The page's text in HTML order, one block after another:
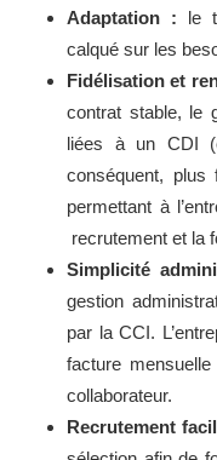
Adaptation : le
calqué sur les
Fidélisation et
contrat stable, le
liées à un CDI
conséquent, plus
permettant à
recrutement et la
Simplicité
gestion
par la CCI.
facture
collaborateur.
Recrutement